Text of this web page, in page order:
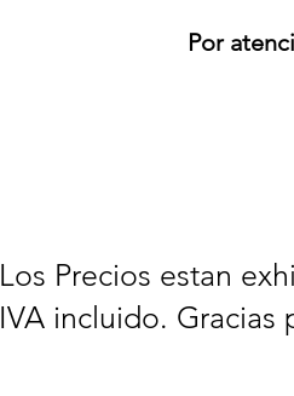
Por
Los Precios estan
IVA incluido. Gracias